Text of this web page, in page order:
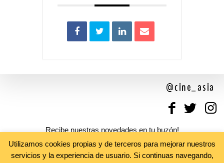
@cine_asia
Recibe nuestras novedades en tu buzón!
Newsletter
Utilizamos cookies propias y de terceros para mejorar nuestros
servicios y la experiencia de usuario. Si continuas navegando,